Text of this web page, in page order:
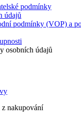
podmínky
údajů
podmínky (VOP) a
osobních údajů
z nakupování